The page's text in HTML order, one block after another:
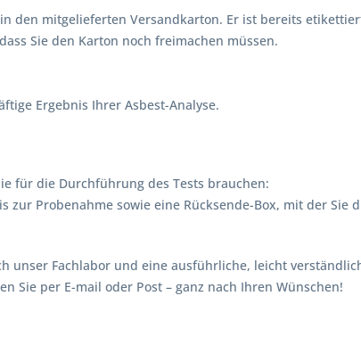
den mitgelieferten Versandkarton. Er ist bereits
Sie den Karton noch freimachen müssen.
Ergebnis Ihrer Asbest-Analyse.
für die Durchführung des Tests brauchen:
Probenahme sowie eine Rücksende-Box, mit der Sie
unser Fachlabor und eine ausführliche, leicht
Sie per E-mail oder Post – ganz nach Ihren Wünschen!